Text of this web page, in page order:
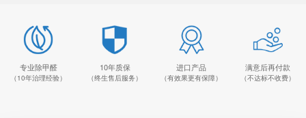
专业除甲醛
（10年治理经验）
10年质保
（终生售后服务）
进口产品
（有效果更有保障）
满意后再付款
（不达标不收费）